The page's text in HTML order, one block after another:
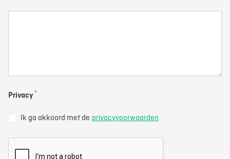
Privacy *
Ik ga akkoord met de privacyvoorwaarden